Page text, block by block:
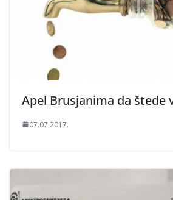
Apel Brusjanima da štede
07.07.2017.